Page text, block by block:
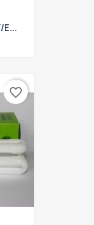
E...
favorite_border